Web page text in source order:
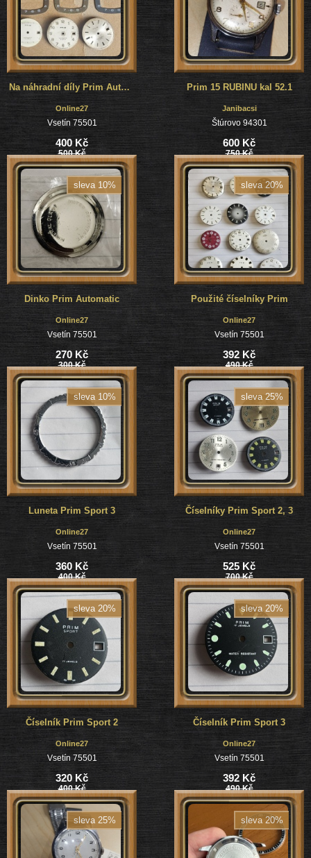
Na náhradní díly Prim Automatic
Online27
Vsetín 75501
400 Kč
500 Kč
Prim 15 RUBINU kal 52.1
Janibacsi
Štúrovo 94301
600 Kč
750 Kč
sleva 10%
Dinko Prim Automatic
Online27
Vsetín 75501
270 Kč
300 Kč
sleva 20%
Použité číselníky Prim
Online27
Vsetín 75501
392 Kč
490 Kč
sleva 10%
Luneta Prim Sport 3
Online27
Vsetín 75501
360 Kč
400 Kč
sleva 25%
Číselníky Prim Sport 2, 3
Online27
Vsetín 75501
525 Kč
700 Kč
sleva 20%
Číselník Prim Sport 2
Online27
Vsetín 75501
320 Kč
400 Kč
sleva 20%
Číselník Prim Sport 3
Online27
Vsetín 75501
392 Kč
490 Kč
sleva 25% sleva 20%